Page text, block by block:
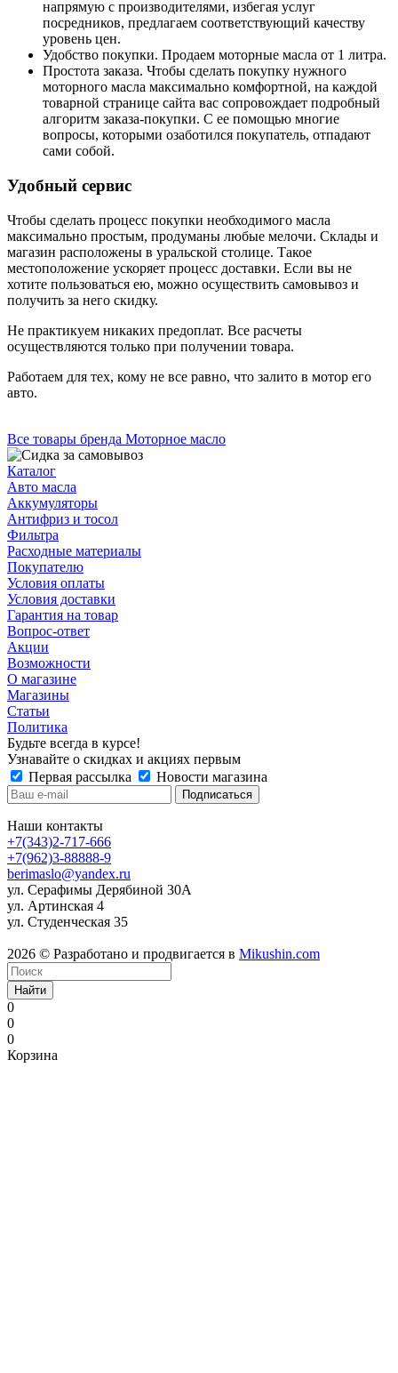
напрямую с производителями, избегая услуг
посредников, предлагаем соответствующий качеству
уровень цен.
Удобство покупки. Продаем моторные масла от 1 литра.
Простота заказа. Чтобы сделать покупку нужного
моторного масла максимально комфортной, на каждой
товарной странице сайта вас сопровождает подробный
алгоритм заказа-покупки. С ее помощью многие
вопросы, которыми озаботился покупатель, отпадают
сами собой.
Удобный сервис
Чтобы сделать процесс покупки необходимого масла
максимально простым, продуманы любые мелочи. Склады и
магазин расположены в уральской столице. Такое
местоположение ускоряет процесс доставки. Если вы не
хотите пользоваться ею, можно осуществить самовывоз и
получить за него скидку.
Не практикуем никаких предоплат. Все расчеты
осуществляются только при получении товара.
Работаем для тех, кому не все равно, что залито в мотор его
авто.
Все товары бренда Моторное масло
Каталог
Авто масла
Аккумуляторы
Антифриз и тосол
Фильтра
Расходные материалы
Покупателю
Условия оплаты
Условия доставки
Гарантия на товар
Вопрос-ответ
Акции
Возможности
О магазине
Магазины
Статьи
Политика
Будьте всегда в курсе!
Узнавайте о скидках и акциях первым
Первая рассылка
Новости магазина
Наши контакты
+7(343)2-717-666
+7(962)3-88888-9
berimaslo@yandex.ru
ул. Серафимы Дерябиной 30А
ул. Артинская 4
ул. Студенческая 35
2026 © Разработано и продвигается в Mikushin.com
Найти
0
0
0
Корзина